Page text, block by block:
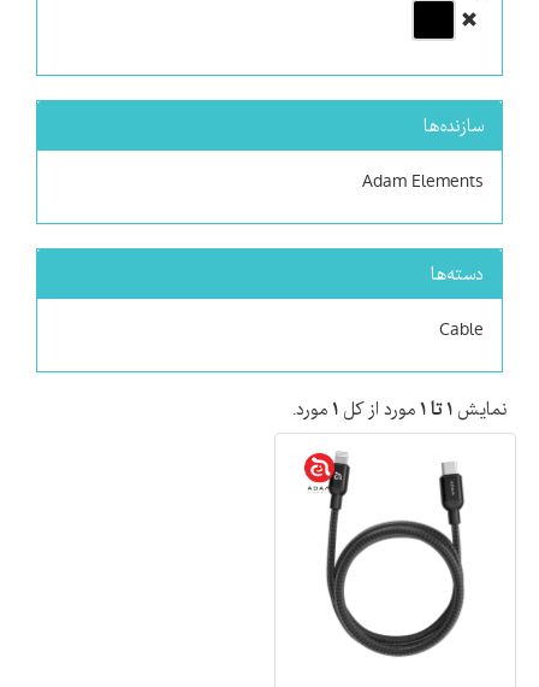
سازنده‌ها
Adam Elements
دسته‌ها
Cable
نمایش ۱ تا ۱ مورد از کل ۱ مورد.